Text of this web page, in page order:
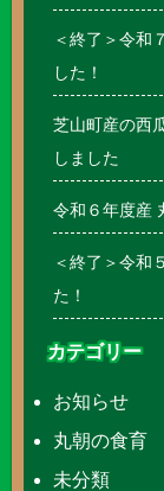
＜終了＞令和
した！
芝山町産の西
しました
令和６年度産
＜終了＞令和
た！
カテゴリー
お知らせ
丸朝の食育
未分類